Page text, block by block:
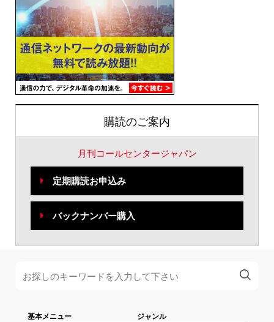
購読のご案内
月刊コールセンタージャパン
定期購読お申込み
バックナンバー購入
基本メニュー ジャンル